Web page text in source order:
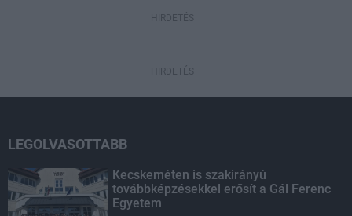
HIRDETÉS
HIRDETÉS
LEGOLVASOTTABB
Kecskeméten is szakirányú
továbbképzésekkel erősít a Gál Ferenc
Egyetem